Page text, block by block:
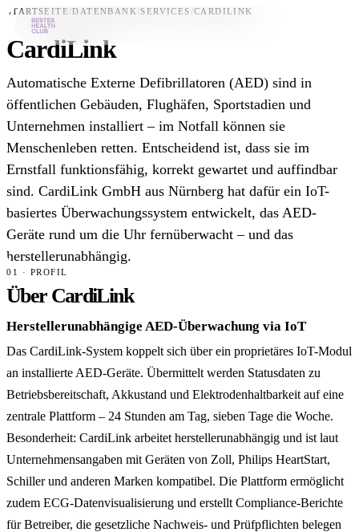
Datenbank
News
Für Unternehmen
STARTSEITE/DATENBANK /SERVICES /CARDILINK
CardiLink
Automatische Externe Defibrillatoren (AED) sind in
öffentlichen Gebäuden, Flughäfen, Sportstadien und
Unternehmen installiert – im Notfall können sie
Menschenleben retten. Entscheidend ist, dass sie im
Ernstfall funktionsfähig, korrekt gewartet und auffindbar
sind. CardiLink GmbH aus Nürnberg hat dafür ein IoT-
basiertes Überwachungssystem entwickelt, das AED-
Geräte rund um die Uhr fernüberwacht – und das
herstellerunabhängig.
01 · PROFIL
Über CardiLink
Herstellerunabhängige AED-Überwachung via IoT
Das CardiLink-System koppelt sich über ein proprietäres IoT-Modul
an installierte AED-Geräte. Übermittelt werden Statusdaten zu
Betriebsbereitschaft, Akkustand und Elektrodenhaltbarkeit auf eine
zentrale Plattform – 24 Stunden am Tag, sieben Tage die Woche.
Besonderheit: CardiLink arbeitet herstellerunabhängig und ist laut
Unternehmensangaben mit Geräten von Zoll, Philips HeartStart,
Schiller und anderen Marken kompatibel. Die Plattform ermöglicht
zudem ECG-Datenvisualisierung und erstellt Compliance-Berichte
für Betreiber, die gesetzliche Nachweis- und Prüfpflichten belegen